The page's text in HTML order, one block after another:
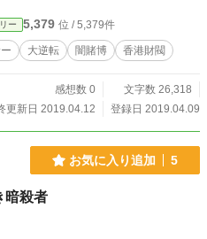
浴槽で変死し、もう一つは上杉に土地
殺されたのである。加賀見殺人事件
となる因縁も含んでいた。 光智は、こ
殺人事件の解決のため、その類まれな
奇妙な一致点があった。殺害された二人
文字を残していたのである。 ＢＭとはい
ルを書き残していたのだろうか。 光智
し、推理を深めて行くが、しだいに思い
て行くのだった。
ー 5,379 位 / 5,379件
大逆転 闇賭博 香港財閥
感想数 0
文字数 26,318
更新日 2019.04.12
登録日 2019.04.09
お気に入り追加 5
暗殺者